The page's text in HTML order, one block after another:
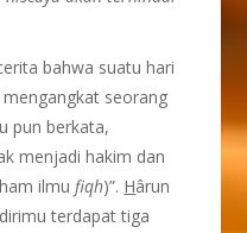
bahwa suatu hari
seorang
pun berkata,
menjadi hakim dan
ilmufiqh)”. Hârun
terdapat tiga